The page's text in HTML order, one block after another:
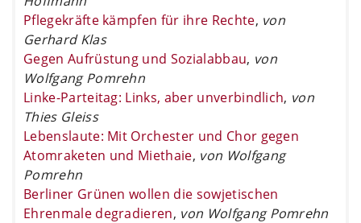
Pflegekräfte kämpfen für ihre Rechte, von
Gerhard Klas
Gegen Aufrüstung und Sozialabbau, von
Wolfgang Pomrehn
Linke-Parteitag: Links, aber unverbindlich, von
Thies Gleiss
Lebenslaute: Mit Orchester und Chor gegen
Atomraketen und Miethaie, von Wolfgang
Pomrehn
Berliner Grünen wollen die sowjetischen
Ehrenmale degradieren, von Wolfgang Pomrehn